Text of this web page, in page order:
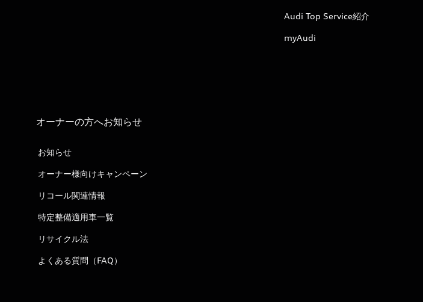
Audi Top Service紹介
myAudi
オーナーの方へお知らせ
お知らせ
オーナー様向けキャンペーン
リコール関連情報
特定整備適用車一覧
リサイクル法
よくある質問（FAQ）